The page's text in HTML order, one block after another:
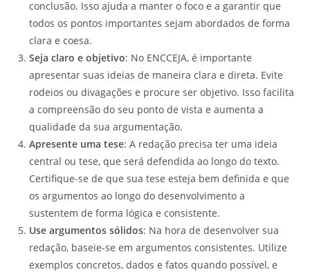
conclusão. Isso ajuda a manter o foco e a garantir que
todos os pontos importantes sejam abordados de forma
clara e coesa.
Seja claro e objetivo: No ENCCEJA, é importante
apresentar suas ideias de maneira clara e direta. Evite
rodeios ou divagações e procure ser objetivo. Isso facilita
a compreensão do seu ponto de vista e aumenta a
qualidade da sua argumentação.
Apresente uma tese: A redação precisa ter uma ideia
central ou tese, que será defendida ao longo do texto.
Certifique-se de que sua tese esteja bem definida e que
os argumentos ao longo do desenvolvimento a
sustentem de forma lógica e consistente.
Use argumentos sólidos: Na hora de desenvolver sua
redação, baseie-se em argumentos consistentes. Utilize
exemplos concretos, dados e fatos quando possível, e